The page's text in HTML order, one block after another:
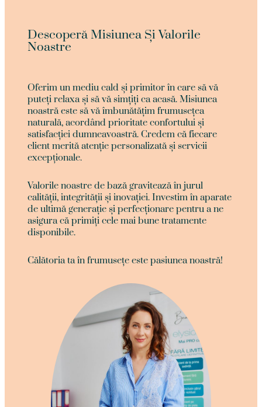
Descoperă Misiunea Și Valorile
Noastre
Oferim un mediu cald și primitor în care să vă
puteți relaxa și să vă simțiți ca acasă. Misiunea
noastră este să vă îmbunătățim frumusețea
naturală, acordând prioritate confortului și
satisfacției dumneavoastră. Credem că fiecare
client merită atenție personalizată și servicii
excepționale.
Valorile noastre de bază gravitează în jurul
calității, integrității și inovației. Investim în aparate
de ultimă generație și perfecționare pentru a ne
asigura că primiți cele mai bune tratamente
disponibile.
Călătoria ta în frumusețe este pasiunea noastră!